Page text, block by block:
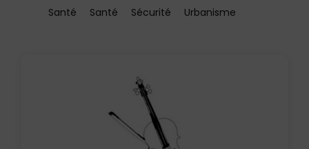
Santé Santé Sécurité Urbanisme